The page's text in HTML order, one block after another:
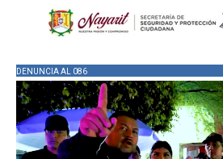
DENUNCIA AL 086